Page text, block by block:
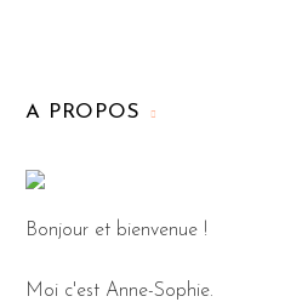
A PROPOS
Bonjour et bienvenue !
Moi c'est Anne-Sophie.